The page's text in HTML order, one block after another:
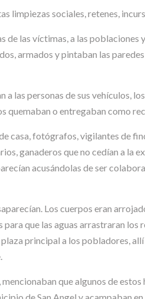
limpiezas sociales, retenes,
las víctimas, a las
armados y pintaban las
las personas de sus vehículos,
quemaban o entregaban como
casa, fotógrafos, vigilantes de
ganaderos que no cedían a la
acusándolas de ser
Los cuerpos eran
que las aguas arrastraran
principal a los pobladores,
que algunos de